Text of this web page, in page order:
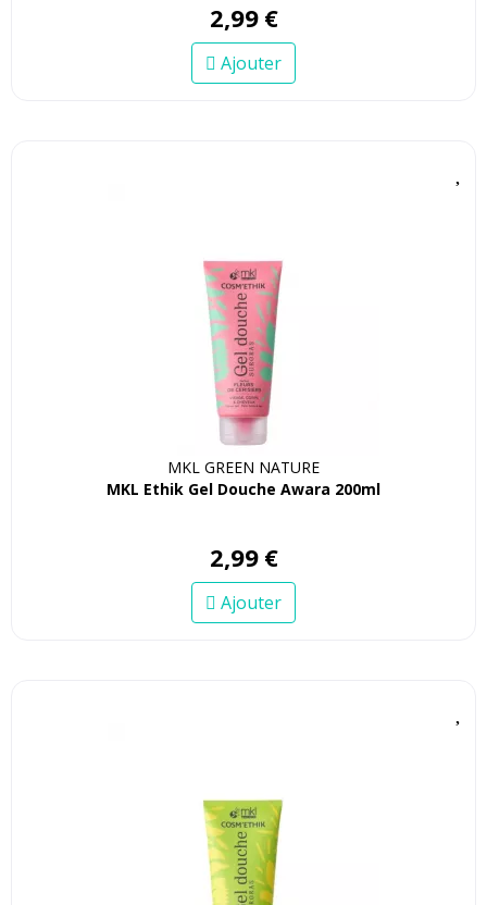
2,99 €
Ajouter
MKL GREEN NATURE
MKL Ethik Gel Douche Awara 200ml
2,99 €
Ajouter